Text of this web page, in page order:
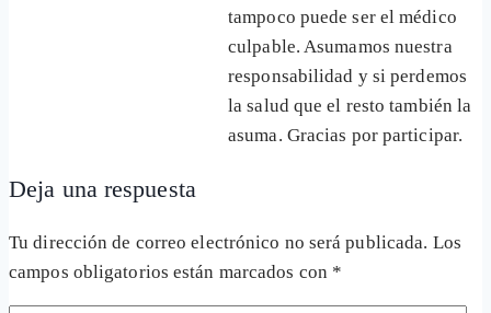
tampoco puede ser el médico
culpable. Asumamos nuestra
responsabilidad y si perdemos
la salud que el resto también la
asuma. Gracias por participar.
Deja una respuesta
Tu dirección de correo electrónico no será publicada. Los
campos obligatorios están marcados con *